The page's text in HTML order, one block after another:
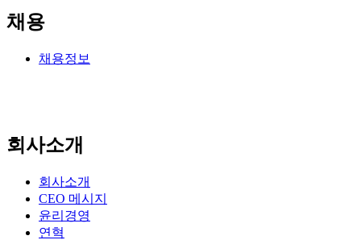
채용
채용정보
회사소개
회사소개
CEO 메시지
윤리경영
연혁